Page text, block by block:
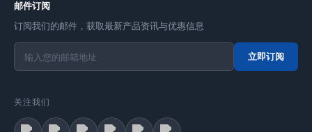
邮件订阅
订阅我们的邮件，获取最新产品资讯与优惠信息
立即订阅
关注我们